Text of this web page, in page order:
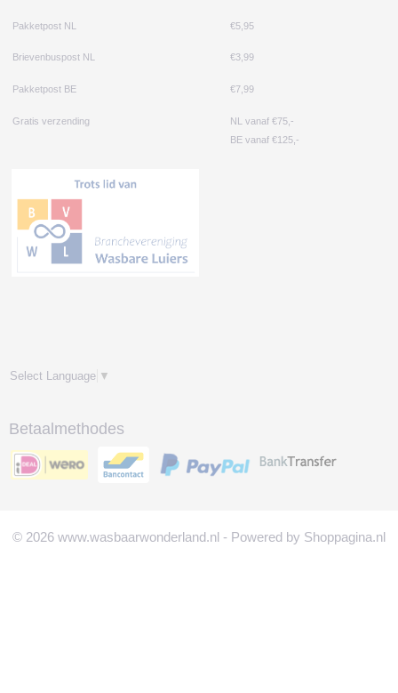
Pakketpost NL €5,95
Brievenbuspost NL €3,99
Pakketpost BE €7,99
Gratis verzending
NL vanaf €75,-
BE vanaf €125,-
Select Language ▼
Betaalmethodes
© 2026 www.wasbaarwonderland.nl - Powered by Shoppagina.nl